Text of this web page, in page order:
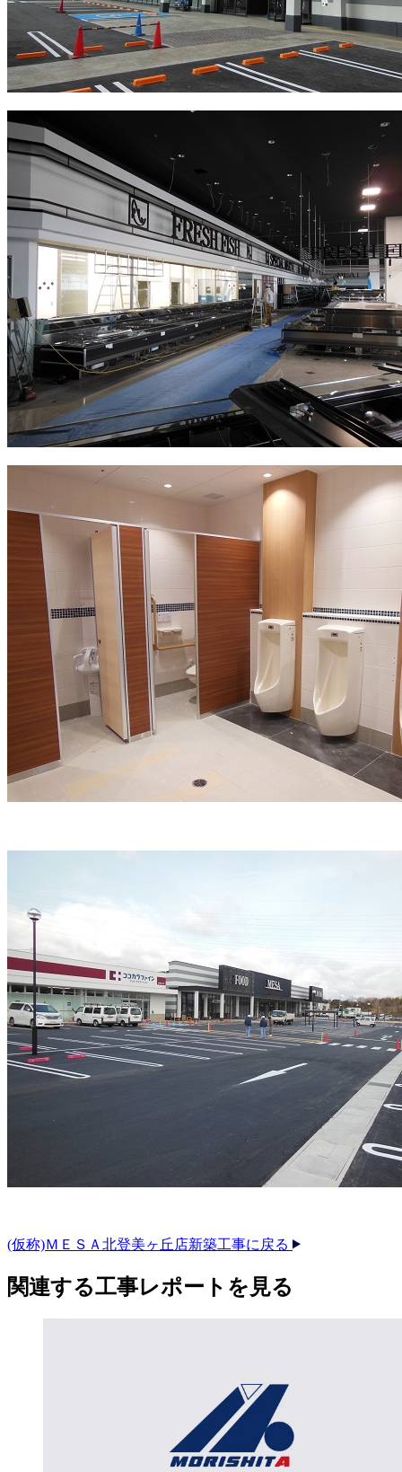
(仮称)ＭＥＳＡ北登美ヶ丘店新築工事に戻る
関連する​工事レポートを​見る​